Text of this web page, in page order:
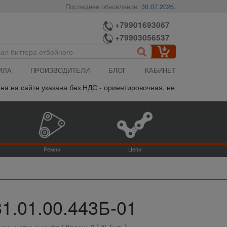
Последнее обновление:30.07.2026,
+79901693067
+79903056537
ПРОИЗВОДИТЕЛИ БЛОГ КАБИНЕТ
сайте указана без НДС - ориентировочная, не является
Ремни Цепи
01